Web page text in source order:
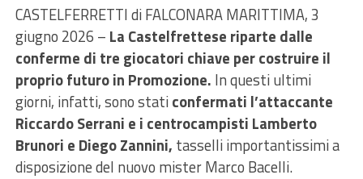
CASTELFERRETTI di FALCONARA MARITTIMA, 3
giugno 2026 – La Castelfrettese riparte dalle
conferme di tre giocatori chiave per costruire il
proprio futuro in Promozione. In questi ultimi
giorni, infatti, sono staticonfermati l’attaccante
Riccardo Serrani e i centrocampisti Lamberto
Brunori e Diego Zannini, tasselli importantissimi a
disposizione del nuovo mister Marco Bacelli.